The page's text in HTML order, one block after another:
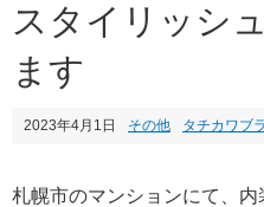
スタイリッシ
ます
2023年4月1日 その他 タチカワブ
札幌市のマンションにて、